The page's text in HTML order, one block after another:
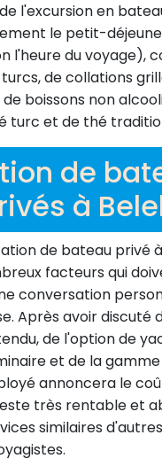
l'excursion en
le petit-
l'heure du voyage),
de collations
boissons non
turc et de thé
de
à
de bateau privé
facteurs qui
conversation
Après avoir discuté
de l'option de
et de la
annoncera le
très rentable et
similaires